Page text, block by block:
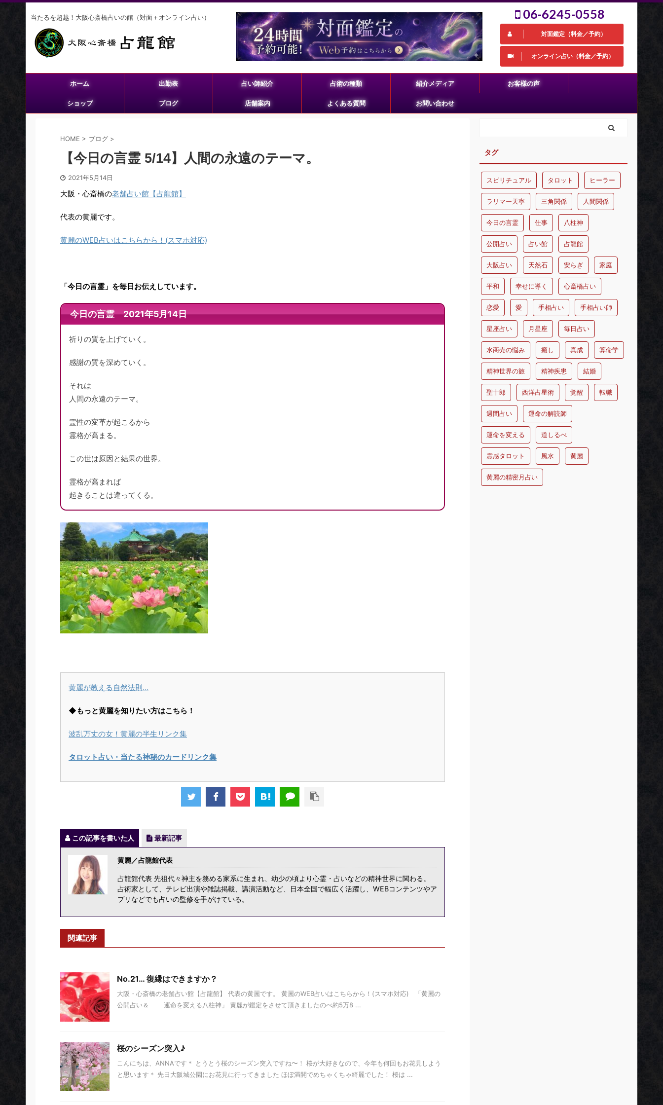
当たるを超越！大阪心斎橋占いの館（対面＋オンライン占い） 06-6245-0558
対面鑑定（料金／予約）
オンライン占い（料金／予約）
ホーム 出勤表 占い師紹介 占術の種類 紹介メディア お客様の声
ショップ ブログ 店舗案内 よくある質問 お問い合わせ
HOME > ブログ >
【今日の言霊 5/14】人間の永遠のテーマ。
2021年5月14日
大阪・心斎橋の老舗占い館【占龍館】
代表の黄麗です。
黄麗のWEB占いはこちらから！(スマホ対応)
「今日の言霊」を毎日お伝えしています。
今日の言霊 2021年5月14日
祈りの質を上げていく。
感謝の質を深めていく。
それは
人間の永遠のテーマ。
霊性の変革が起こるから
霊格が高まる。
この世は原因と結果の世界。
霊格が高まれば
起きることは違ってくる。
黄麗が教える自然法則…
◆もっと黄麗を知りたい方はこちら！
波乱万丈の女！黄麗の半生リンク集
タロット占い・当たる神秘のカードリンク集
この記事を書いた人 最新記事
黄麗／占龍館代表
占龍館代表 先祖代々神主を務める家系に生まれ、幼少の頃より心霊・占いなどの精神世界に関わる。
占術家として、テレビ出演や雑誌掲載、講演活動など、日本全国で幅広く活躍し、WEBコンテンツやア
プリなどでも占いの監修を手がけている。
関連記事
No.21… 復縁はできますか？
大阪・心斎橋の老舗占い館【占龍館】 代表の黄麗です。 黄麗のWEB占いはこちらから！(スマホ対応) 「黄麗の
公開占い＆ 運命を変える八柱神」 黄麗が鑑定をさせて頂きましたのべ約5万8 ...
桜のシーズン突入♪
こんにちは、ANNAです＊ とうとう桜のシーズン突入ですね〜！ 桜が大好きなので、今年も何回もお花見しよう
と思います＊ 先日大阪城公園にお花見に行ってきました ほぼ満開でめちゃくちゃ綺麗でした！ 桜は ...
タグ
スピリチュアル タロット ヒーラー
ラリマー天寧 三角関係 人間関係
今日の言霊 仕事 八柱神
公開占い 占い館 占龍館
大阪占い 天然石 安らぎ 家庭
平和 幸せに導く 心斎橋占い
恋愛 愛 手相占い 手相占い師
星座占い 月星座 毎日占い
水商売の悩み 癒し 真成 算命学
精神世界の旅 精神疾患 結婚
聖十郎 西洋占星術 覚醒 転職
週間占い 運命の解読師
運命を変える 道しるべ
霊感タロット 風水 黄麗
黄麗の精密月占い